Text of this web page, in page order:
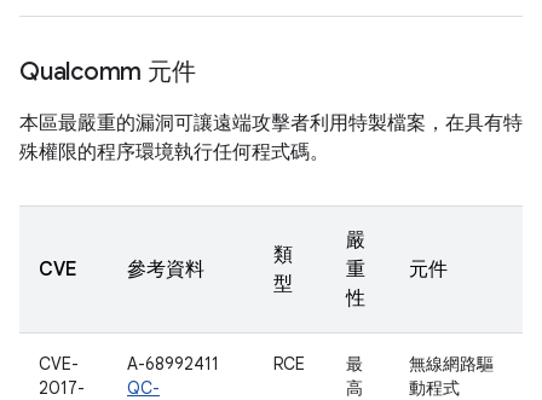
Qualcomm 元件
本區最嚴重的漏洞可讓遠端攻擊者利用特製檔案，在具有特
殊權限的程序環境執行任何程式碼。
CVE 參考資料
類
型
嚴
重
性
元件
CVE-
2017-
A-68992411
QC-
RCE
最
高
無線網路驅
動程式